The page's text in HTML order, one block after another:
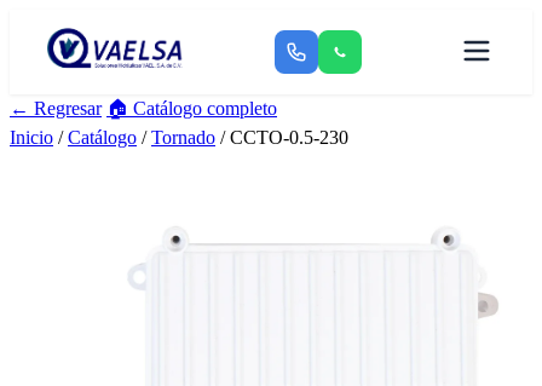
← Regresar 🏠 Catálogo completo
Inicio /Catálogo /Tornado / CCTO-0.5-230